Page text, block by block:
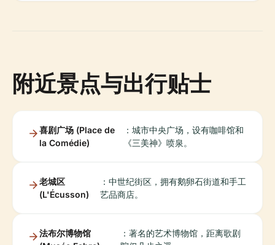
附近景点与出行贴士
喜剧广场 (Place de
la Comédie)
：城市中央广场，设有咖啡馆和
《三美神》喷泉。
老城区
(L'Écusson)
：中世纪街区，拥有鹅卵石街道和手工
艺品商店。
法布尔博物馆
：著名的艺术博物馆，距离歌剧